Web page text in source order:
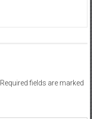
Required fields are marked